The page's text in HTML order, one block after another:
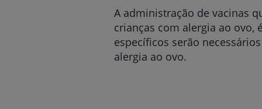
A administração de vacinas
crianças com alergia ao ovo,
específicos serão
alergia ao ovo.